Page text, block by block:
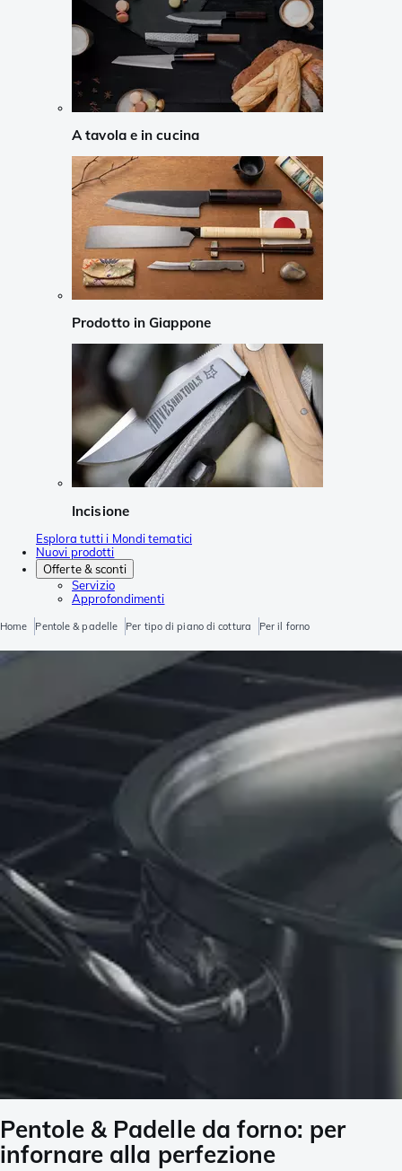
A tavola e in cucina
Prodotto in Giappone
Incisione
Esplora tutti i Mondi tematici
Nuovi prodotti
Offerte & sconti
Servizio
Approfondimenti
Home Pentole & padelle Per tipo di piano di cottura Per il forno
Pentole & Padelle da forno: per
infornare alla perfezione